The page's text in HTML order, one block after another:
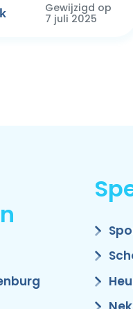
Gewijzigd op
7 juli 2025